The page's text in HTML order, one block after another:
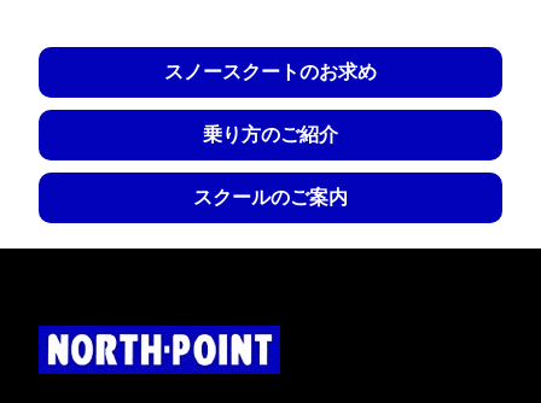
スノースクートのお求め
乗り方のご紹介
スクールのご案内